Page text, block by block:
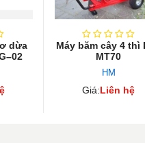
dừa
Máy băm cây 4 thì
MT70
HM
Giá:Liên hệ